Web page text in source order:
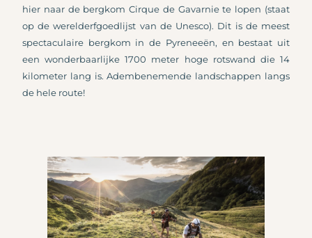
hier naar de bergkom Cirque de Gavarnie te lopen (staat
op de werelderfgoedlijst van de Unesco). Dit is de meest
spectaculaire bergkom in de Pyreneeën, en bestaat uit
een wonderbaarlijke 1700 meter hoge rotswand die 14
kilometer lang is. Adembenemende landschappen langs
de hele route!